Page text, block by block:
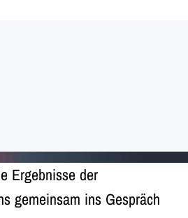
Ergebnisse der
gemeinsam ins Gespräch